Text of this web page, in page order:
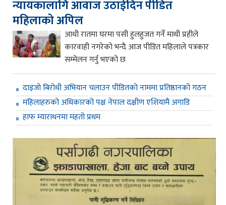
न्यायकालागि आवाज उठाईदिन पीडित
महिलाको अपिल
आधी रातमा घरमा पसी हुलहुजत गर्ने माथी प्रहीले
कारवाही नगरेको भन्दै आज पीडित महिलाले पत्रकार
सम्मेलन गर्नु भएको छ
दाइजो बिरोधी अभियान चलाउन पीडितको नाममा प्रतिष्ठानको गठन
महिलाहरुको अधिकारको पक्ष नेपाल दक्षीण एशियामै अगाडि
हाफ म्याराथनमा महतो प्रथम